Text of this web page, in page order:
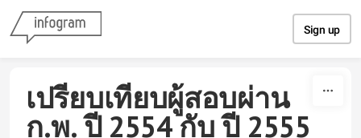
Sign up
เปรียบเทียบผู้สอบผ่าน
ก.พ. ปี 2554 กับ ปี 2555